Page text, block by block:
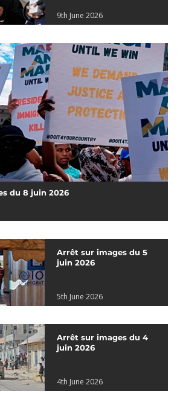
9th June 2026
du 8 juin 2026
Arrêt sur images du 5
juin 2026
5th June 2026
Arrêt sur images du 4
juin 2026
4th June 2026